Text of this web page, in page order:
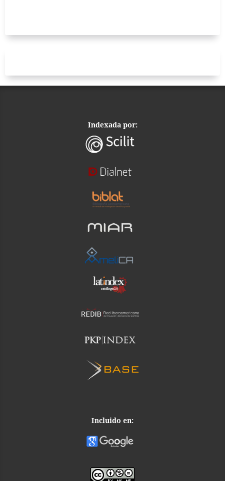
Indexada por:
Incluido en: